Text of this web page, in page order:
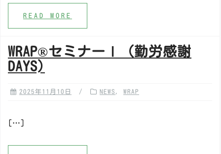
READ MORE
WRAP®️セミナーⅠ（勤労感謝
DAYS)
2025年11月10日 NEWS , WRAP
[…]